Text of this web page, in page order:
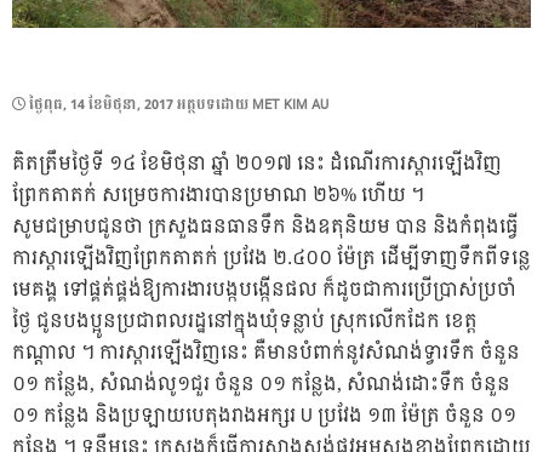
POSTED
ថ្ងៃ​ពុធ, 14 ខែ​មិថុនា, 2017អត្ថបទដោយ MET KIM AU
គិតត្រឹមថ្ងៃទី ១៤ ខែមិថុនា ឆ្នាំ ២០១៧ នេះ ដំណើរការស្តារឡើងវិញ
ព្រែកតាតក់ សម្រេចការងារបានប្រមាណ ២៦% ហើយ ។
សូមជម្រាបជូនថា ក្រសួងធនធានទឹក និងឧតុនិយម បាន និងកំពុងធ្វើ
ការស្តារឡើងវិញព្រែកតាតក់ ប្រវែង ២.៤០០ ម៉ែត្រ ដើម្បីទាញទឹកពីទន្លេ
មេគង្គ ទៅផ្គត់ផ្គង់ឱ្យការងារបង្កបង្កើនផល ក៏ដូចជាការប្រើប្រាស់ប្រចាំ
ថ្ងៃ ជូនបងប្អូនប្រជាពលរដ្ឋនៅក្នុងឃុំទន្លាប់ ស្រុកលើកដែក ខេត្ត
កណ្តាល ។ ការស្តារឡើងវិញនេះ គឺមានបំពាក់នូវសំណង់ទ្វារទឹក ចំនួន
០១ កន្លែង, សំណង់លូ១ជួរ ចំនួន ០១ កន្លែង, សំណង់ដោះទឹក ចំនួន
០១ កន្លែង និងប្រឡាយបេតុងរាងអក្សរ U ប្រវែង ១៣ ម៉ែត្រ ចំនួន ០១